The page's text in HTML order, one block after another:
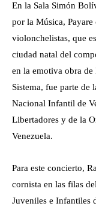
En la Sala Simón
por la Música,
violonchelistas, que
ciudad natal del
en la emotiva obra
Sistema, fue parte de
Nacional Infantil de
Libertadores y de la
Venezuela.
Para este concierto,
cornista en las filas
Juveniles e Infantiles